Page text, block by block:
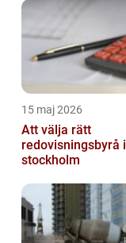
15 maj 2026
Att välja rätt
redovisningsbyrå i
stockholm